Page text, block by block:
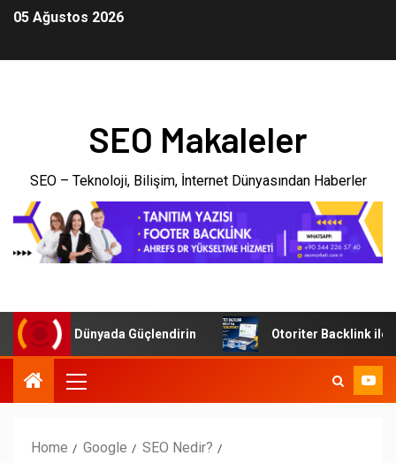
05 Ağustos 2026
SEO Makaleler
SEO – Teknoloji, Bilişim, İnternet Dünyasından Haberler
Dünyada Güçlendirin Otoriter Backlink ile
Home Google
SEO Nedir?